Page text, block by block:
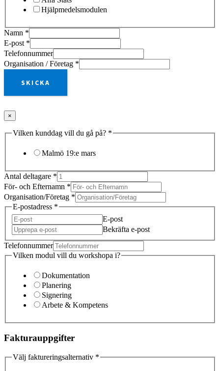
Hjälpmedelsmodulen
Namn *
E-post *
Telefonnummer
Organisation / Företag *
SKICKA
×
Vilken kunddag vill du gå på? *
Malmö 19:e mars
Antal deltagare *
För- och Efternamn *
Organisation/Företag *
E-postadress *
E-post
Bekräfta e-post
Telefonnummer
Vilken modul vill du workshopa i?
Dokumentation
Planering
Signering
Arbete & Kompetens
Fakturauppgifter
Välj faktureringsalternativ *